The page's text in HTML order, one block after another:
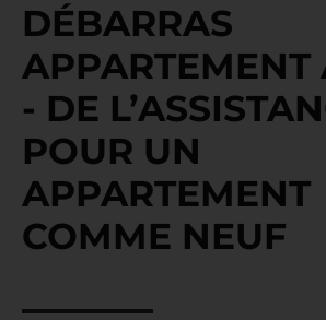
DÉBARRAS
APPARTEMENT
- DE
POUR UN
APPARTEMENT
COMME NEUF